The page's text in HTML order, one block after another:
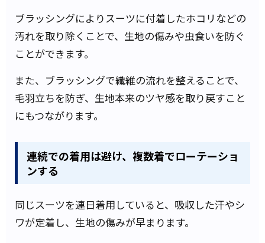
ブラッシングによりスーツに付着したホコリなどの
汚れを取り除くことで、生地の傷みや虫食いを防ぐ
ことができます。
また、ブラッシングで繊維の流れを整えることで、
毛羽立ちを防ぎ、生地本来のツヤ感を取り戻すこと
にもつながります。
連続での着用は避け、複数着でローテーショ
ンする
同じスーツを連日着用していると、吸収した汗やシ
ワが定着し、生地の傷みが早まります。